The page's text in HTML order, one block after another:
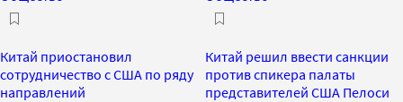
Китай приостановил
сотрудничество с США по ряду
направлений
Китай решил ввести санкции
против спикера палаты
представителей США Пелоси